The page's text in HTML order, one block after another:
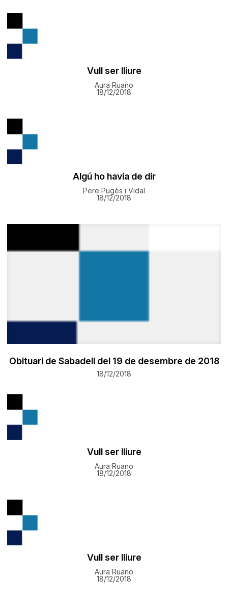
Vull ser lliure
Aura Ruano
18/12/2018
Algú ho havia de dir
Pere Pugès i Vidal
18/12/2018
Obituari de Sabadell del 19 de desembre de 2018
18/12/2018
Vull ser lliure
Aura Ruano
18/12/2018
Vull ser lliure
Aura Ruano
18/12/2018